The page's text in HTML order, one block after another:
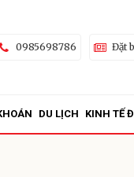
0985698786 Đặt
DU LỊCH KINH TẾ